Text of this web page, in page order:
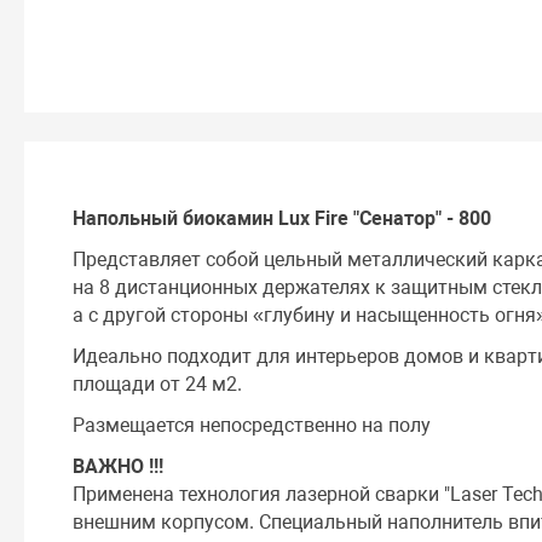
Напольный биокамин Lux Fire "Сенатор" - 800
Представляет собой цельный металлический
на 8 дистанционных держателях к защитным
а с другой стороны «глубину и насыщенность
Идеально подходит для интерьеров домов и
площади от 24 м2.
Размещается непосредственно на полу
ВАЖНО !!!
Применена технология лазерной сварки "Laser
внешним корпусом. Специальный наполнитель